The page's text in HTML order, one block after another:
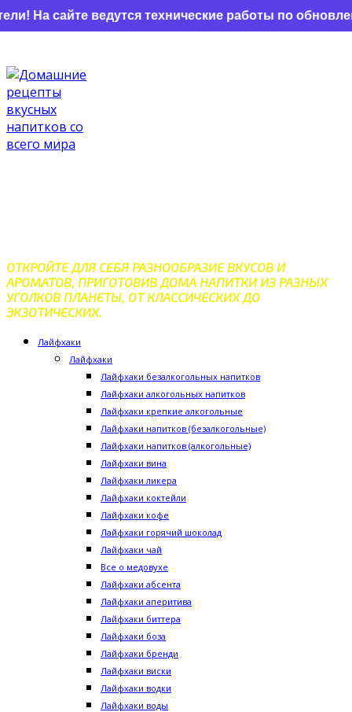
Перейти
к
контенту
ОТКРОЙТЕ ДЛЯ СЕБЯ РАЗНООБРАЗИЕ ВКУСОВ И
АРОМАТОВ, ПРИГОТОВИВ ДОМА НАПИТКИ ИЗ РАЗНЫХ
УГОЛКОВ ПЛАНЕТЫ, ОТ КЛАССИЧЕСКИХ ДО
ЭКЗОТИЧЕСКИХ.
Лайфхаки
Лайфхаки
Лайфхаки безалкогольных напитков
Лайфхаки алкогольных напитков
Лайфхаки крепкие алкогольные
Лайфхаки напитков (безалкогольные)
Лайфхаки напитков (алкогольные)
Лайфхаки вина
Лайфхаки ликера
Лайфхаки коктейли
Лайфхаки кофе
Лайфхаки горячий шоколад
Лайфхаки чай
Все о медовухе
Лайфхаки абсента
Лайфхаки аперитива
Лайфхаки биттера
Лайфхаки боза
Лайфхаки бренди
Лайфхаки виски
Лайфхаки водки
Лайфхаки воды
сайте ведутся технические работы по